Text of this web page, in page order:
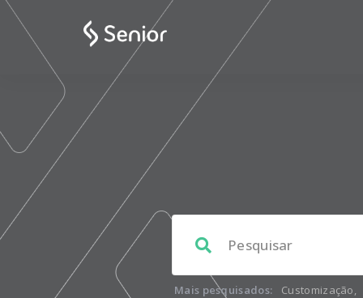
Mais pesquisados: Customização,